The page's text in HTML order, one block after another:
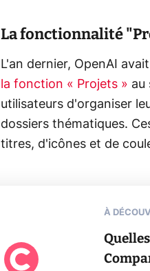
La fonctionnalité
L'an dernier, OpenAI
la fonction « Projets » au
utilisateurs d'organiser
dossiers thématiques.
titres, d'icônes et de
À